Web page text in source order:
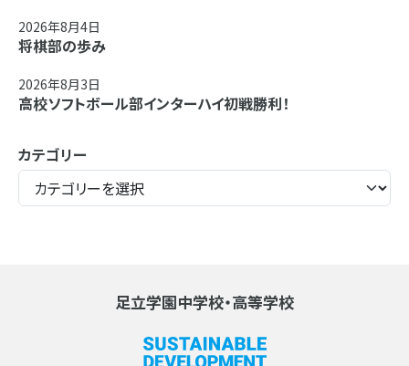
2026年8月4日
将棋部の歩み
2026年8月3日
高校ソフトボール部インターハイ初戦勝利！
カテゴリー
足立学園中学校・高等学校